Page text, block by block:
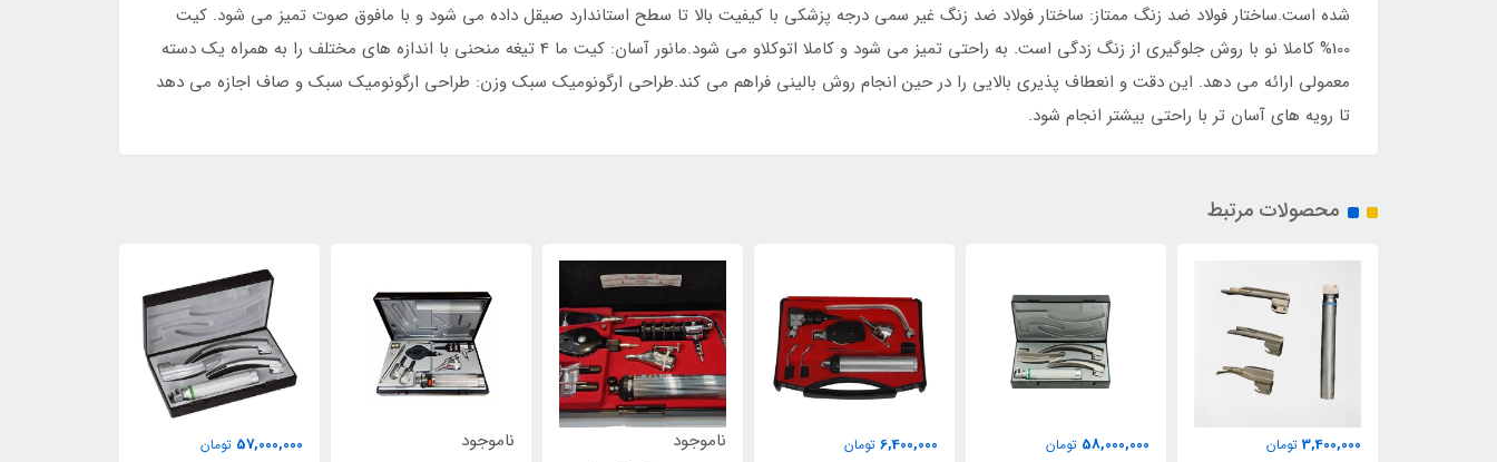
شده است.ساختار فولاد ضد زنگ ممتاز: ساختار فولاد ضد زنگ غیر سمی درجه پزشکی با کیفیت بالا تا سطح استاندارد صیقل داده می شود و با مافوق صوت تمیز می شود. کیت
100% کاملا نو با روش جلوگیری از زنگ زدگی است. به راحتی تمیز می شود و کاملا اتوکلاو می شود.مانور آسان: کیت ما 4 تیغه منحنی با اندازه های مختلف را به همراه یک دسته
معمولی ارائه می دهد. این دقت و انعطاف پذیری بالایی را در حین انجام روش بالینی فراهم می کند.طراحی ارگونومیک سبک وزن: طراحی ارگونومیک سبک و صاف اجازه می دهد
تا رویه های آسان تر با راحتی بیشتر انجام شود.
محصولات مرتبط
3,400,000 تومان
58,000,000 تومان
6,400,000 تومان
ناموجود ناموجود 57,000,000 تومان